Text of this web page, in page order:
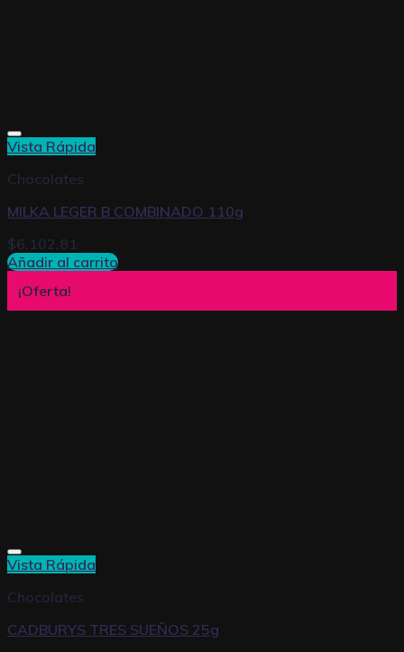
Vista Rápida
Chocolates
MILKA LEGER B COMBINADO 110g
$6.102,81
Añadir al carrito
¡Oferta!
Vista Rápida
Chocolates
CADBURYS TRES SUEÑOS 25g